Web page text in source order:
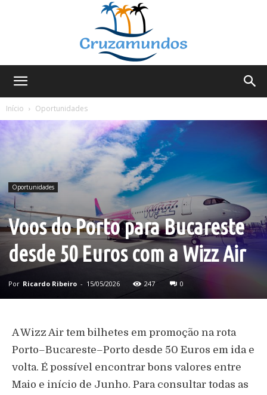
Início
Oportunidades
Oportunidades
Voos do Porto para Bucareste
desde 50 Euros com a Wizz Air
Por Ricardo Ribeiro - 15/05/2026 247 0
A Wizz Air tem bilhetes em promoção na rota
Porto–Bucareste–Porto desde 50 Euros em ida e
volta. É possível encontrar bons valores entre
Maio e início de Junho. Para consultar todas as